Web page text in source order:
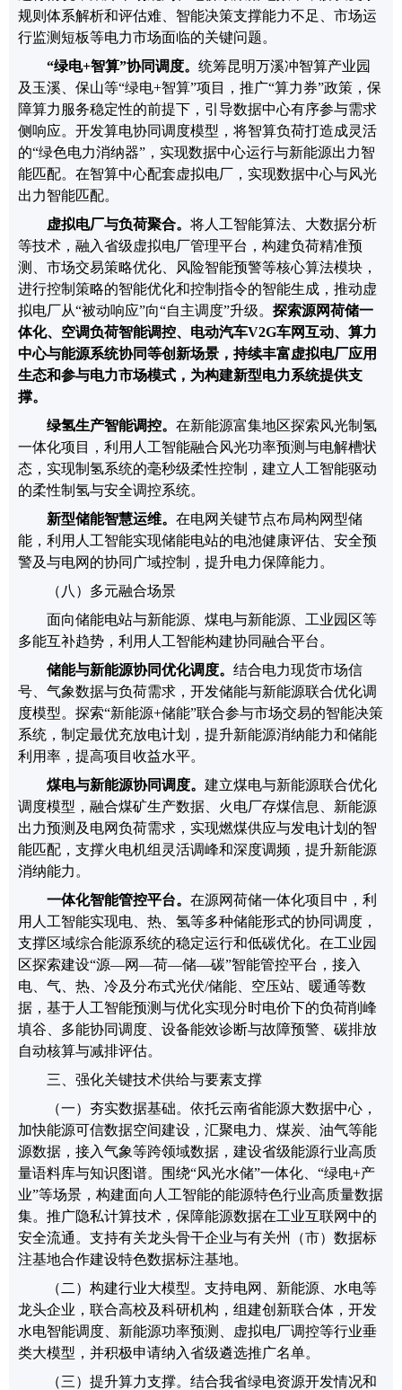
规则体系解析和评估难、智能决策支撑能力不足、市场运
行监测短板等电力市场面临的关键问题。
“绿电+智算”协同调度。 统筹昆明万溪冲智算产业园
及玉溪、保山等“绿电+智算”项目，推广“算力券”政策，保
障算力服务稳定性的前提下，引导数据中心有序参与需求
侧响应。开发算电协同调度模型，将智算负荷打造成灵活
的“绿色电力消纳器” ，实现数据中心运行与新能源出力智
能匹配。在智算中心配套虚拟电厂，实现数据中心与风光
出力智能匹配。
虚拟电厂与负荷聚合。 将人工智能算法、大数据分析
等技术，融入省级虚拟电厂管理平台，构建负荷精准预
测、市场交易策略优化、风险智能预警等核心算法模块，
进行控制策略的智能优化和控制指令的智能生成，推动虚
拟电厂从“被动响应”向“自主调度”升级。 探索源网荷储一
体化、空调负荷智能调控、电动汽车V2G车网互动、算力
中心与能源系统协同等创新场景，持续丰富虚拟电厂应用
生态和参与电力市场模式，为构建新型电力系统提供支
撑。
绿氢生产智能调控。 在新能源富集地区探索风光制氢
一体化项目，利用 人工智能融合风光功率预测与电解槽状
态，实现制氢系统的毫秒级柔性控制
， 建立 人工智能驱动
的柔性制氢与安全调控系统。
新型储能智慧运维。 在电网关键节点布局构网型储
能，利用 人工智能实现储能电站的电池健康评估、安全预
警及与电网的协同广域控制，提升电力保障能力。
（八）多元融合场景
面向储能电站与新能源、煤电与新能源、 工业园区等
多能互补趋势，利用人工智能构建协同融合平台 。
储能与新能源协同优化调度。 结合电力现货市场信
号、气象数据与负荷需求，开发储能与新能源联合优化调
度模型。 探索“新能源+储能”联合参与市场交易的智能决策
系统，制定最优充放电计划，提升新能源消纳能力和储能
利用率 ， 提高项目收益水平。
煤电与新能源协同调度。 建立煤电与新能源联合优化
调度模型 ， 融合煤矿生产数据、火电厂存煤信息、新能源
出力预测及电网负荷需求，实现燃煤供应与发电计划的智
能匹配，支撑火电机组灵活调峰和深度调频，提升新能源
消纳能力。
一体化智能管控平台。 在源网荷储一体化项目中，利
用 人工智能实现电、热、氢等多种储能形式的协同调度，
支撑区域综合能源系统的稳定运行和低碳优化。 在工业园
区探索建设“源—网—荷—储—碳”智能管控平台，接入
电、气、热、冷及分布式光伏/储能、空压站、暖通等数
据，基于人工智能预测与优化实现分时电价下的负荷削峰
填谷、多能协同调度、设备能效诊断与故障预警、碳排放
自动核算与减排评估。
三、 强化关键技术供给与要素支撑
（一）夯实数据基础。 依托云南省能源大数据中心，
加快能源可信数据空间建设， 汇聚电力、煤炭、油气等能
源数据 ，接入气象等跨领域数据 ， 建设省级能源行业高质
量语料库与知识图谱。围绕“风光水储”一体化、 “绿电+产
业”等场景，构建面向人工智能的能源特色行业高质量数据
集。推广隐私计算技术，保障能源数据在工业互联网中的
安全流通。 支持有关龙头骨干企业与有关州（市）数据标
注基地合作建设特色数据标注基地。
（二）构建行业大模型。 支持电网
、新能源、水电等
龙头企业，联合高校及科研机构，组建创新联合体 ，开发
水电智能调度、新能源功率预测、虚拟电厂调控等行业垂
类大模型，并积极申请纳入省级遴选推广名单。
（三）提升算力支撑。 结合我省绿电资源开发情况和